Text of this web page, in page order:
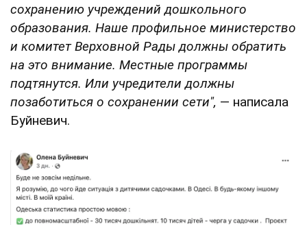
сохранению учреждений дошкольного
образования. Наше профильное министерство
и комитет Верховной Рады должны обратить
на это внимание. Местные программы
подтянутся. Или учредители должны
позаботиться о сохранении сети", — написала
Буйневич.